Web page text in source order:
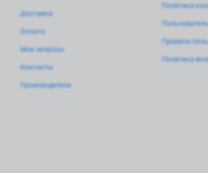
Доставка
Оплата
Мои запросы
Контакты
Производители
Политика
Правила
Политика